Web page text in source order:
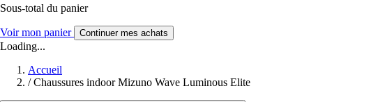
Sous-total du panier
Voir mon panier Continuer mes achats
Loading...
Accueil
/ Chaussures indoor Mizuno Wave Luminous Elite